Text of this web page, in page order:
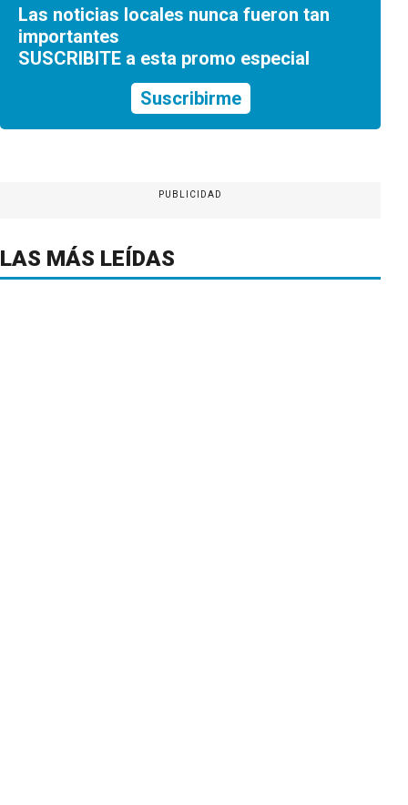
Las noticias locales nunca fueron tan
importantes
SUSCRIBITE a esta promo especial
Suscribirme
PUBLICIDAD
LAS MÁS LEÍDAS